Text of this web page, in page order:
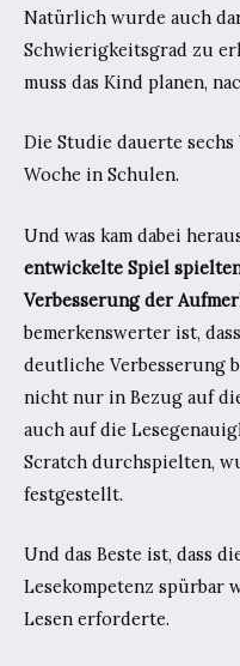
Natürlich wurde auch
Schwierigkeitsgrad zu
muss das Kind planen,
Die Studie dauerte
Woche in Schulen.
Und was kam dabei
entwickelte Spiel
Verbesserung der
bemerkenswerter ist,
deutliche Verbesserung
nicht nur in Bezug auf
auch auf die
Scratch durchspielten,
festgestellt.
Und das Beste ist, dass
Lesekompetenz spürbar
Lesen erforderte.